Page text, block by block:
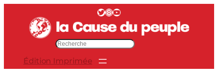
contenu
Twitter InstagramYouTube
Édition Imprimée